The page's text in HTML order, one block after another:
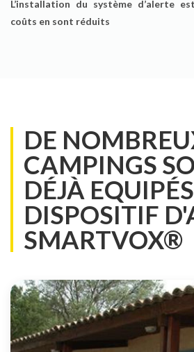
L’installation du système d’alerte
coûts en sont réduits
DE
CAMPINGS
DÉJÀ
DISPOSITIF
SMARTVOX®